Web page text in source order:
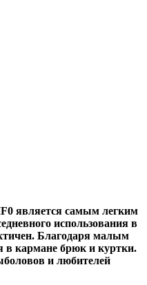
является самым легким
использования в
Благодаря малым
в кармане брюк и куртки.
и любителей